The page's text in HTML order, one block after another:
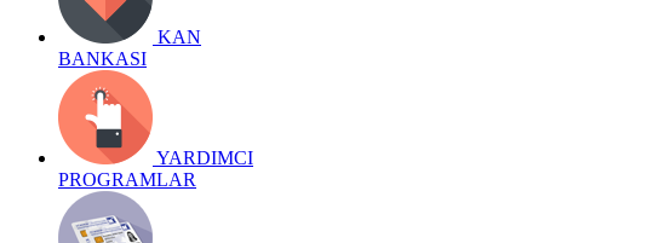
KAN
BANKASI
YARDIMCI
PROGRAMLAR